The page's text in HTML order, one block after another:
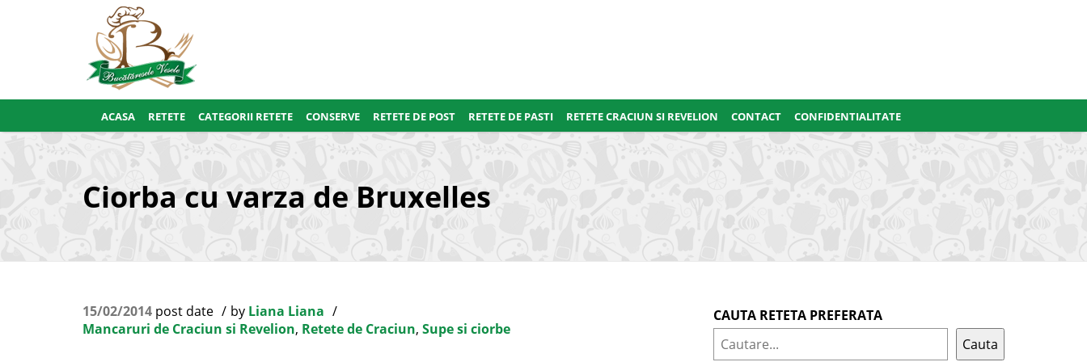
ACASA RETETE CATEGORII RETETE CONSERVE RETETE DE POST RETETE DE PASTI RETETE CRACIUN SI REVELION CONTACT CONFIDENTIALITATE
Ciorba cu varza de Bruxelles
15/02/2014 post date by Liana Liana
Mancaruri de Craciun si Revelion, Retete de Craciun, Supe si ciorbe
CAUTA RETETA PREFERATA
Cauta